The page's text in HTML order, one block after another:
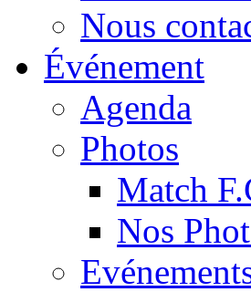
Nous
Événement
Agenda
Photos
Match
Nos